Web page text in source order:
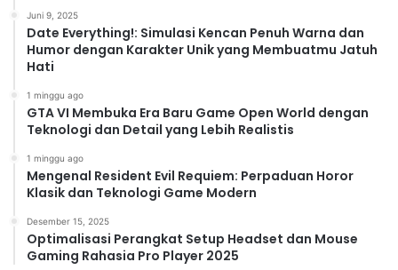
Juni 9, 2025
Date Everything!: Simulasi Kencan Penuh Warna dan
Humor dengan Karakter Unik yang Membuatmu Jatuh
Hati
1 minggu ago
GTA VI Membuka Era Baru Game Open World dengan
Teknologi dan Detail yang Lebih Realistis
1 minggu ago
Mengenal Resident Evil Requiem: Perpaduan Horor
Klasik dan Teknologi Game Modern
Desember 15, 2025
Optimalisasi Perangkat Setup Headset dan Mouse
Gaming Rahasia Pro Player 2025